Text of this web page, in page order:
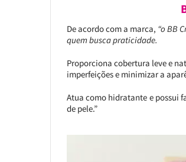
De acordo com a marca, “o BB
quem busca praticidade.
Proporciona cobertura leve e
imperfeições e minimizar a
Atua como hidratante e possui
de pele.”